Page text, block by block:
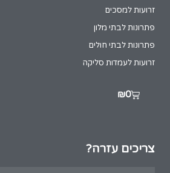
זרועות למסכים
פתרונות לבתי מלון
פתרונות לבתי חולים
זרועות לעמדות סליקה
₪0
צריכים עזרה?